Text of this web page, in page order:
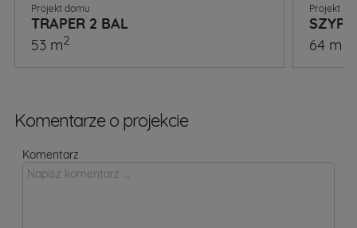
Projekt domu
TRAPER 2 BAL
53 m2
Projekt
64 m
Komentarze o projekcie
Komentarz